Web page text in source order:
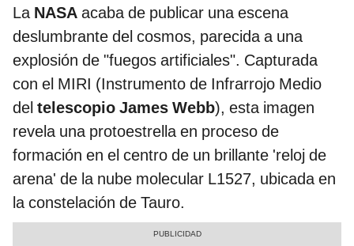
La NASA acaba de publicar una escena
deslumbrante del cosmos, parecida a una
explosión de "fuegos artificiales". Capturada
con el MIRI (Instrumento de Infrarrojo Medio
del telescopio James Webb), esta imagen
revela una protoestrella en proceso de
formación en el centro de un brillante 'reloj de
arena' de la nube molecular L1527, ubicada en
la constelación de Tauro.